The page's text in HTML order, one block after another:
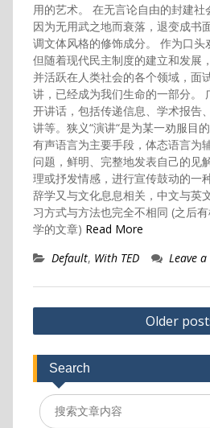
用的艺术。 在无言论自由的封建
因为无用武之地而衰落，退变成书
调文体风格的修饰成分。 作为口头
但随着现代民主制度的建立和发展
并活跃在人类社会的各个领域，面
讲，已经成为我们生命的一部分。
开讲话，包括传递信息、学术报告
讲等。狭义“演讲“是为某一劝服目
有声语言为主要手段，体态语言为
问题，鲜明、完整地发表自己的见
理或抒发情感，进行宣传鼓动的
辞学又与文化息息相关，中文与英
习方式与方法也完全不相同 (之后
学的文章) Read More
Default, With TED Leave
Posts
navigation
Older
Search
Search
for: